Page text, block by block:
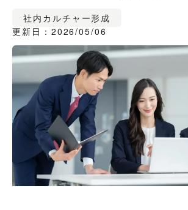
社内カルチャー形成
更新日：2026/05/06